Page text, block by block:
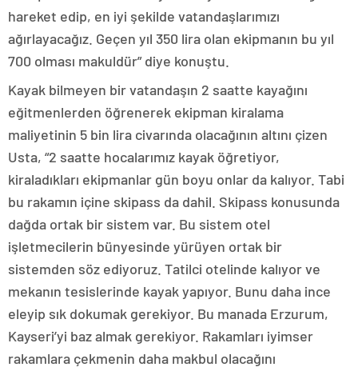
hareket edip, en iyi şekilde vatandaşlarımızı
ağırlayacağız. Geçen yıl 350 lira olan ekipmanın bu yıl
700 olması makuldür” diye konuştu.
Kayak bilmeyen bir vatandaşın 2 saatte kayağını
eğitmenlerden öğrenerek ekipman kiralama
maliyetinin 5 bin lira civarında olacağının altını çizen
Usta, “2 saatte hocalarımız kayak öğretiyor,
kiraladıkları ekipmanlar gün boyu onlar da kalıyor. Tabi
bu rakamın içine skipass da dahil. Skipass konusunda
dağda ortak bir sistem var. Bu sistem otel
işletmecilerin bünyesinde yürüyen ortak bir
sistemden söz ediyoruz. Tatilci otelinde kalıyor ve
mekanın tesislerinde kayak yapıyor. Bunu daha ince
eleyip sık dokumak gerekiyor. Bu manada Erzurum,
Kayseri’yi baz almak gerekiyor. Rakamları iyimser
rakamlara çekmenin daha makbul olacağını